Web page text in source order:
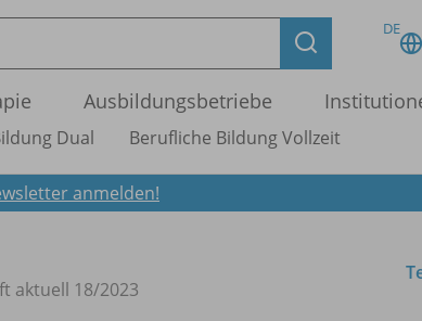
DE
Ausbildungsbetriebe
Dual Berufliche Bildung Vollzeit
anmelden!
aktuell 18/2023